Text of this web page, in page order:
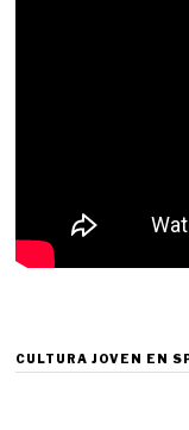
CULTURA JOVEN EN